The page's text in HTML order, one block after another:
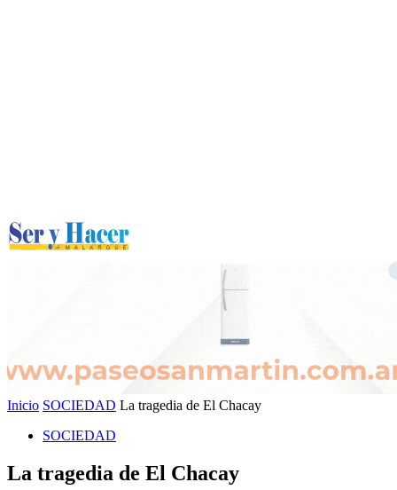
Inicio SOCIEDAD La tragedia de El Chacay
SOCIEDAD
La tragedia de El Chacay